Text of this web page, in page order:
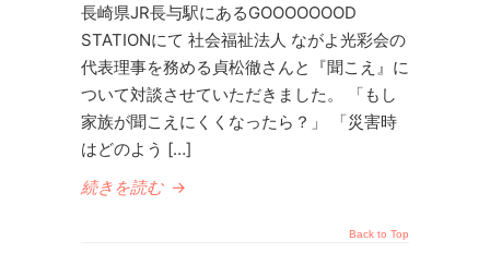
長崎県JR長与駅にあるGOOOOOOOD
STATIONにて 社会福祉法人 ながよ光彩会の
代表理事を務める貞松徹さんと『聞こえ』に
ついて対談させていただきました。 「もし
家族が聞こえにくくなったら？」 「災害時
はどのよう […]
続きを読む →
Back to Top